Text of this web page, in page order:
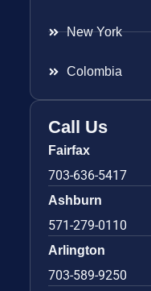
New York
Colombia
Call Us
Fairfax
703-636-5417
Ashburn
571-279-0110
Arlington
703-589-9250